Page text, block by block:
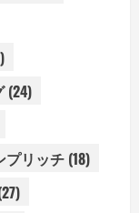
(24)
プリッチ (18)